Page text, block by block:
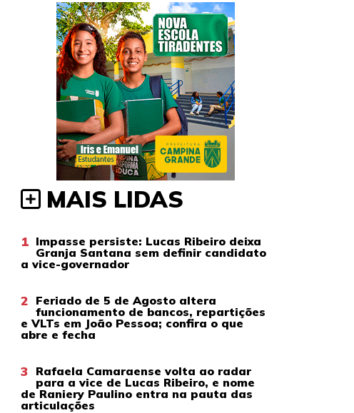
MAIS LIDAS
1 Impasse persiste: Lucas Ribeiro deixa
Granja Santana sem definir candidato
a vice-governador
2 Feriado de 5 de Agosto altera
funcionamento de bancos, repartições
e VLTs em João Pessoa; confira o que
abre e fecha
3 Rafaela Camaraense volta ao radar
para a vice de Lucas Ribeiro, e nome
de Raniery Paulino entra na pauta das
articulações